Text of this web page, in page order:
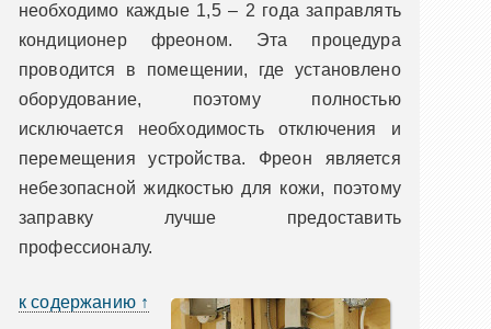
необходимо каждые 1,5 – 2 года заправлять
кондиционер фреоном. Эта процедура
проводится в помещении, где установлено
оборудование, поэтому полностью
исключается необходимость отключения и
перемещения устройства. Фреон является
небезопасной жидкостью для кожи, поэтому
заправку лучше предоставить
профессионалу.
к содержанию ↑